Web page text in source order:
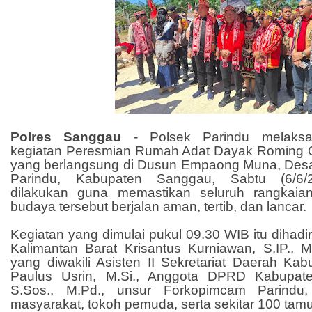
Polres Sanggau - Polsek Parindu
kegiatan Peresmian Rumah Adat Dayak Roming
yang berlangsung di Dusun Empaong Muna,
Parindu, Kabupaten Sanggau, Sabtu (6/6/
dilakukan guna memastikan seluruh
budaya tersebut berjalan aman, tertib, dan lancar.
Kegiatan yang dimulai pukul 09.30 WIB itu
Kalimantan Barat Krisantus Kurniawan, S.IP.,
yang diwakili Asisten II Sekretariat Daerah
Paulus Usrin, M.Si., Anggota DPRD
S.Sos., M.Pd., unsur Forkopimcam
masyarakat, tokoh pemuda, serta sekitar 100